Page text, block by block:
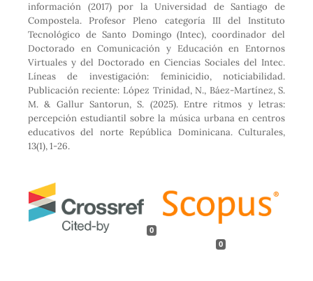
información (2017) por la Universidad de Santiago de
Compostela. Profesor Pleno categoría III del Instituto
Tecnológico de Santo Domingo (Intec), coordinador del
Doctorado en Comunicación y Educación en Entornos
Virtuales y del Doctorado en Ciencias Sociales del Intec.
Líneas de investigación: feminicidio, noticiabilidad.
Publicación reciente: López Trinidad, N., Báez-Martínez, S.
M. & Gallur Santorun, S. (2025). Entre ritmos y letras:
percepción estudiantil sobre la música urbana en centros
educativos del norte República Dominicana. Culturales,
13(1), 1-26.
0
0